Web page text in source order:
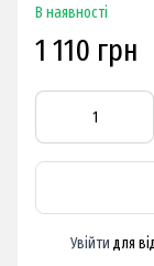
В наявності
1 110 грн
Увійти для